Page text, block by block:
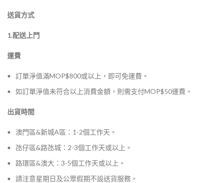
送貨方式
1.配送上門
運費
訂單淨值滿MOP$800或以上，即可免運費。
如訂單淨值未符合以上消費金額，則需支付MOP$50運費。
出貨時間
澳門區&新城A區：1-2個工作天。
氹仔區&路氹城：2-3個工作天或以上。
路環區&澳大：3-5個工作天或以上。
請注意星期日及公眾假期不設送貨服務。